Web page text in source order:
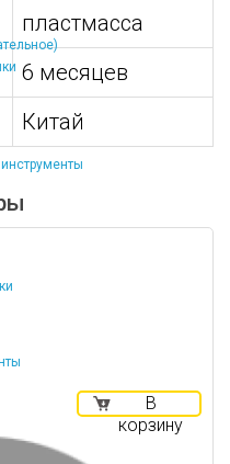
пластмасса
6 месяцев
Китай
В
корзину